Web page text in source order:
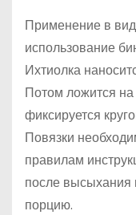
Применение в
использование
Ихтиолка
Потом ложится
фиксируется
Повязки
правилам
после высыхания
порцию.